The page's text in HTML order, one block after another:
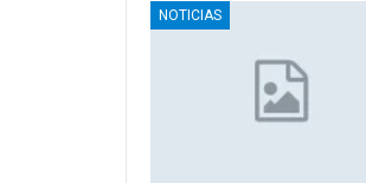
NOTICIAS